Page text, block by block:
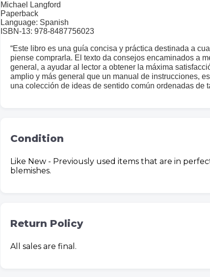
Michael Langford
Paperback
Language: Spanish
ISBN-13: 978-8487756023
“Este libro es una guía concisa y práctica destinada a
piense comprarla. El texto da consejos encaminados a
general, a ayudar al lector a obtener la máxima
amplio y más general que un manual de instrucciones,
una colección de ideas de sentido común ordenadas de
Condition
Like New - Previously used items that are in
blemishes.
Return Policy
All sales are final.